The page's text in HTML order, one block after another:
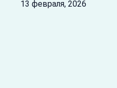
13 февраля, 2026